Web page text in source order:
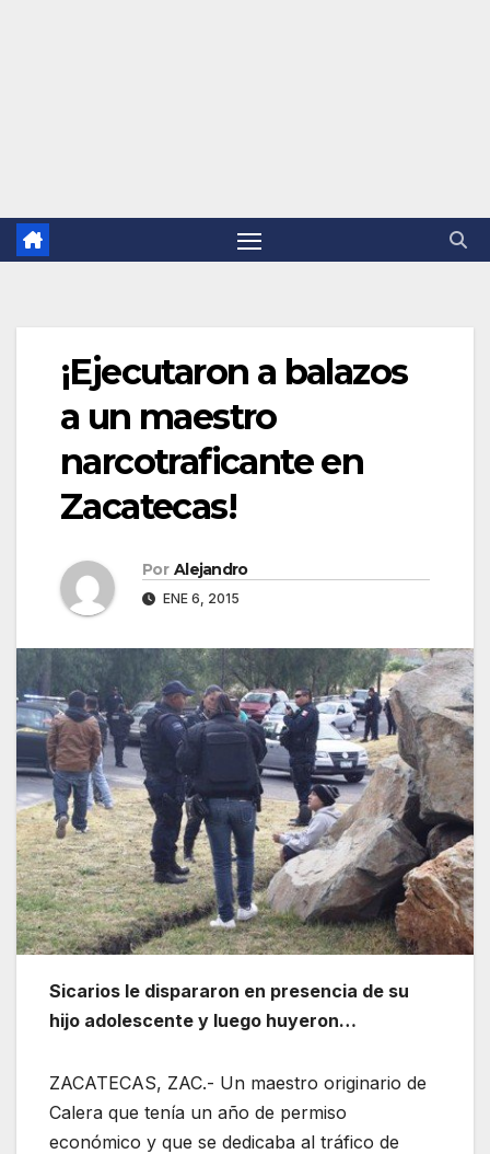
¡Ejecutaron a balazos
a un maestro
narcotraficante en
Zacatecas!
Por Alejandro
ENE 6, 2015
Sicarios le dispararon en presencia de su
hijo adolescente y luego huyeron…
ZACATECAS, ZAC.- Un maestro originario de
Calera que tenía un año de permiso
económico y que se dedicaba al tráfico de